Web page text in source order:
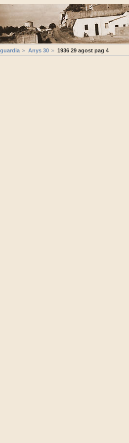
Anys 30 1936 29 agost pag 4